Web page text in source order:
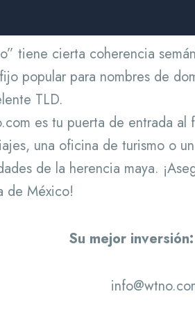
tiene cierta coherencia
popular para nombres de
TLD.
es tu puerta de entrada
una oficina de turismo o
de la herencia maya.
de México!
Su mejor inversión: